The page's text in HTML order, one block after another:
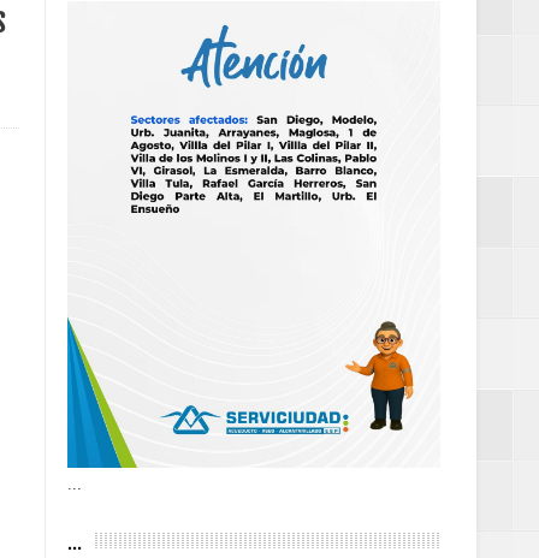
violencias
sin
Gobierno de
de la Mujer
...